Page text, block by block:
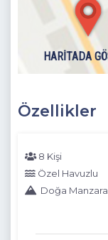
HARITADA
Özellikler
8 Kişi
Özel Havuzlu
Doğa